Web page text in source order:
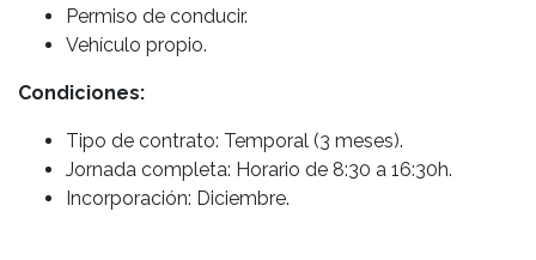
Permiso de conducir.
Vehículo propio.
Condiciones:
Tipo de contrato: Temporal (3 meses).
Jornada completa: Horario de 8:30 a 16:30h.
Incorporación: Diciembre.